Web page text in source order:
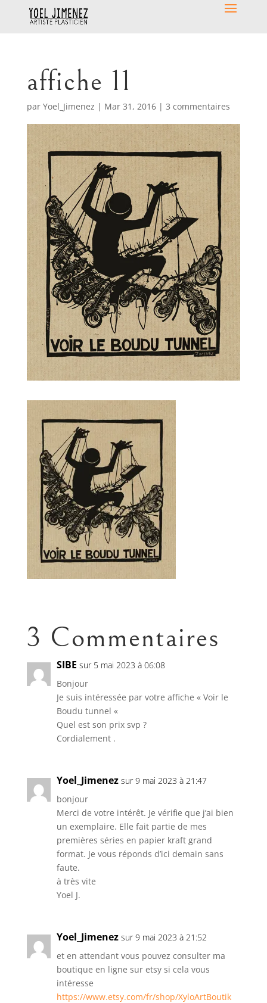
affiche 11
par Yoel_Jimenez | Mar 31, 2016| 3 commentaires
3 Commentaires
SIBE sur 5 mai 2023 à 06:08
Bonjour
Je suis intéressée par votre affiche « Voir le
Boudu tunnel «
Quel est son prix svp ?
Cordialement .
Yoel_Jimenez sur 9 mai 2023 à 21:47
bonjour
Merci de votre intérêt. Je vérifie que j’ai bien
un exemplaire. Elle fait partie de mes
premières séries en papier kraft grand
format. Je vous réponds d’ici demain sans
faute.
à très vite
Yoel J.
Yoel_Jimenez sur 9 mai 2023 à 21:52
et en attendant vous pouvez consulter ma
boutique en ligne sur etsy si cela vous
intéresse
https://www.etsy.com/fr/shop/XyloArtBoutik